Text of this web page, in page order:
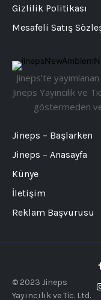
Jineps’te
Jineps Yayıncılık ve
göstermeden
Jineps – Başlarken
Jineps – Anasayfa
Künye
İletişim
Reklam Başvurusu
Gizlilik Politikası
Mesafeli Satış
© 2023 Jineps
Yayıncılık ve Tic. Ltd.